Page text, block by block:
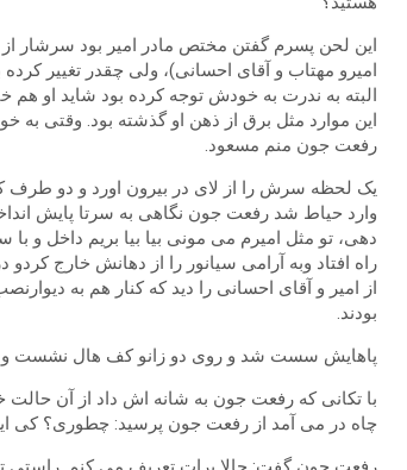
این لحن پسرم گفتن مختص مادر امیر بود سرشار
این موارد مثل برق از ذهن او گذشته بود. وقتی
رفعت جون منم مسعود.
یک لحظه سرش را از لای در بیرون اورد و دو
وارد حیاط شد رفعت جون نگاهی به سرتا پایش
دهی، تو مثل امیرم می مونی بیا بیا بریم داخل
راه افتاد وبه آرامی سیانور را از دهانش خارج
از امیر و آقای احسانی را دید که کنار هم به
بودند.
پاهایش سست شد و روی دو زانو کف هال نشست و
با تکانی که رفعت جون به شانه اش داد از آن
چاه در می آمد از رفعت جون پرسید: چطوری؟ کی این